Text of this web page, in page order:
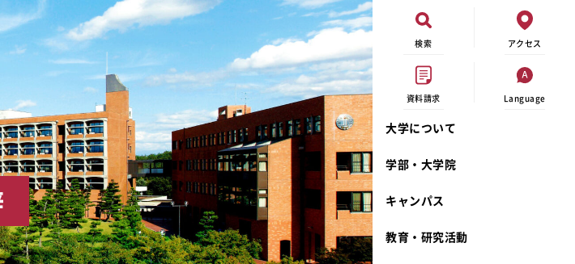
検索 アクセス
資料請求 Language
大学について
宮城学院 校歌
礼拝堂
学部・大学院
キャンパス
奨学金
教育・研究活動動物実験に関する情報公開